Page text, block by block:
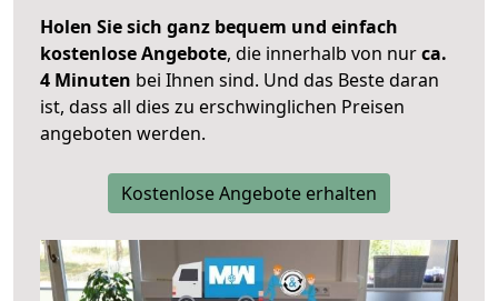
Holen Sie sich ganz bequem und einfach
kostenlose Angebote, die innerhalb von nurca.
4 Minuten bei Ihnen sind. Und das Beste daran
ist, dass all dies zu erschwinglichen Preisen
angeboten werden.
Kostenlose Angebote erhalten